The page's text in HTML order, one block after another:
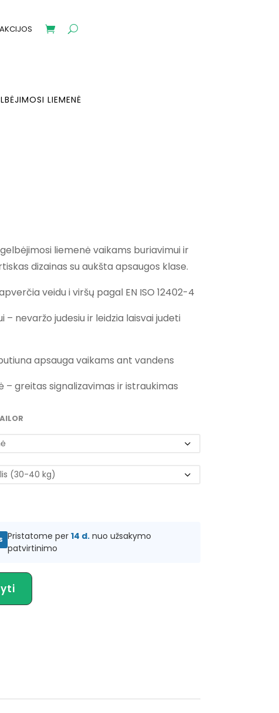
AKCIJOS
LIEMENĖ
liemenė vaikams buriavimui ir
dizainas su aukšta apsaugos klase.
veidu i viršų pagal EN ISO 12402-4
– nevaržo judesiu ir leidzia laisvai judeti
apsauga vaikams ant vandens
– greitas signalizavimas ir istraukimas
Pristatome per14 d. nuo užsakymo
patvirtinimo